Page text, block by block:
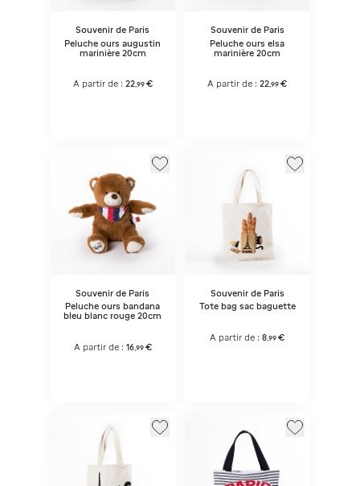
Souvenir de Paris
Peluche ours augustin
marinière 20cm
A partir de : 22,99 €
Souvenir de Paris
Peluche ours elsa
marinière 20cm
A partir de :22,99 €
Souvenir de Paris
Peluche ours bandana
bleu blanc rouge 20cm
A partir de : 16, 99 €
Souvenir de Paris
Tote bag sac baguette
A partir de :8 ,99 €